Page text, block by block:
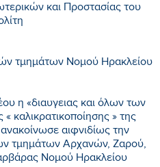
και Προστασίας του
τμημάτων Νομού Ηρακλείου
η «διαυγειας και όλων των
καλικρατικοποίησης » της
αιφνιδίως την
τμημάτων Αρχανών, Ζαρού,
Νομού Ηρακλείου